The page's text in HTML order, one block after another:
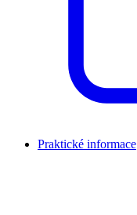
Praktické informace